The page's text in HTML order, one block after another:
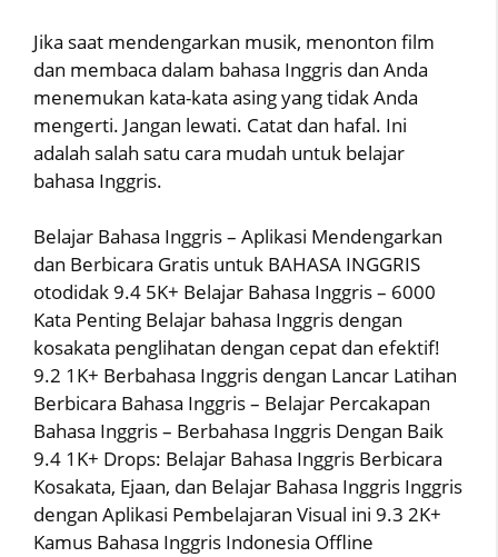
Jika saat mendengarkan musik, menonton film
dan membaca dalam bahasa Inggris dan Anda
menemukan kata-kata asing yang tidak Anda
mengerti. Jangan lewati. Catat dan hafal. Ini
adalah salah satu cara mudah untuk belajar
bahasa Inggris.
Belajar Bahasa Inggris – Aplikasi Mendengarkan
dan Berbicara Gratis untuk BAHASA INGGRIS
otodidak 9.4 5K+ Belajar Bahasa Inggris – 6000
Kata Penting Belajar bahasa Inggris dengan
kosakata penglihatan dengan cepat dan efektif!
9.2 1K+ Berbahasa Inggris dengan Lancar Latihan
Berbicara Bahasa Inggris – Belajar Percakapan
Bahasa Inggris – Berbahasa Inggris Dengan Baik
9.4 1K+ Drops: Belajar Bahasa Inggris Berbicara
Kosakata, Ejaan, dan Belajar Bahasa Inggris Inggris
dengan Aplikasi Pembelajaran Visual ini 9.3 2K+
Kamus Bahasa Inggris Indonesia Offline